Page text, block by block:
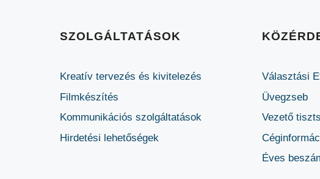
SZOLGÁLTATÁSOK
Kreatív tervezés és kivitelezés
Filmkészítés
Kommunikációs szolgáltatások
Hirdetési lehetőségek
Választási
Üvegzseb
Vezető
Éves